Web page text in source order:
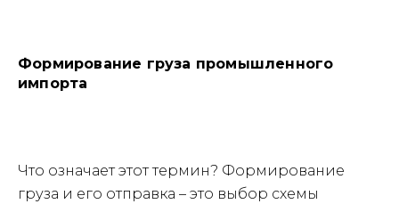
Формирование груза промышленного
импорта
Что означает этот термин? Формирование
груза и его отправка – это выбор схемы